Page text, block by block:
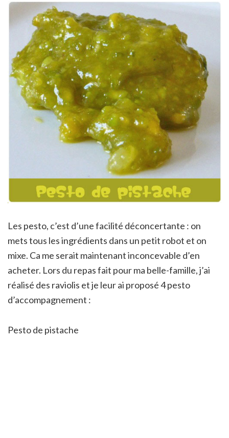
Les pesto, c’est d’une facilité déconcertante : on
mets tous les ingrédients dans un petit robot et on
mixe. Ca me serait maintenant inconcevable d’en
acheter. Lors du repas fait pour ma belle-famille, j’ai
réalisé des raviolis et je leur ai proposé 4 pesto
d’accompagnement :
Pesto de pistache